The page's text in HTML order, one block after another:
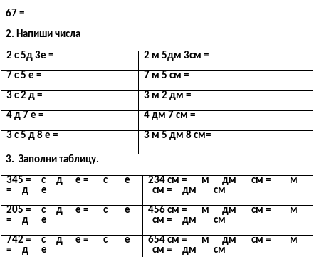
67 =
2. Напиши числа
2 с 5д 3е =
2 м 5дм 3см =
7 с 5 е =
7 м 5 см =
3 с 2 д =
3 м 2 дм =
4 д 7 е =
4 дм 7 см =
3 с 5 д 8 е =
3 м 5 дм 8 см=
3. Заполни таблицу.
345 = с д е = с е
= д е
234 см = м дм см = м
см = дм см
205 = с д е = с е
= д е
456 см = м дм см = м
см = дм см
742 = с д е = с е
= д е
654 см = м дм см = м
см = дм см